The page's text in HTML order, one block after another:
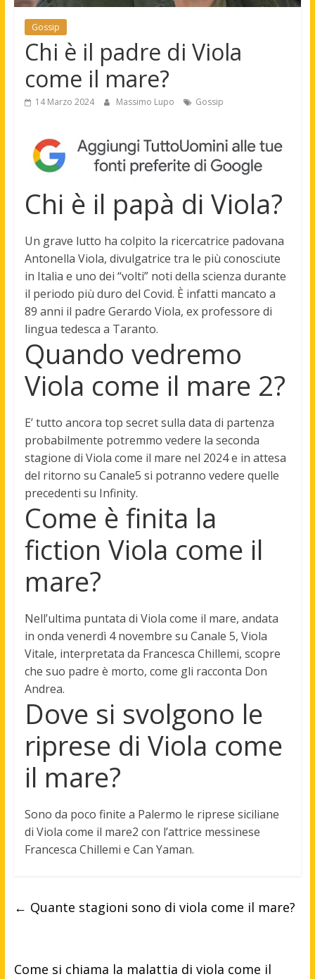
Gossip
Chi è il padre di Viola
come il mare?
14 Marzo 2024 Massimo Lupo Gossip
Chi è il papà di Viola?
Un grave lutto ha colpito la ricercatrice padovana
Antonella Viola, divulgatrice tra le più conosciute
in Italia e uno dei “volti” noti della scienza durante
il periodo più duro del Covid. È infatti mancato a
89 anni il padre Gerardo Viola, ex professore di
lingua tedesca a Taranto.
Quando vedremo
Viola come il mare 2?
E’ tutto ancora top secret sulla data di partenza
probabilmente potremmo vedere la seconda
stagione di Viola come il mare nel 2024e in attesa
del ritorno su Canale5 si potranno vedere quelle
precedenti su Infinity.
Come è finita la
fiction Viola come il
mare?
Nell’ultima puntata di Viola come il mare, andata
in onda venerdì 4 novembre su Canale 5, Viola
Vitale, interpretata da Francesca Chillemi, scopre
che suo padre è morto, come gli racconta Don
Andrea.
Dove si svolgono le
riprese di Viola come
il mare?
Sono da poco finite a Palermo le riprese siciliane
di Viola come il mare2 con l’attrice messinese
Francesca Chillemi e Can Yaman.
← Quante stagioni sono di viola come il mare?
Come si chiama la malattia di viola come il